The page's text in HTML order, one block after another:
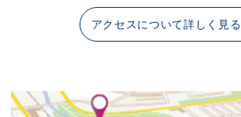
アクセスについて詳しく見る